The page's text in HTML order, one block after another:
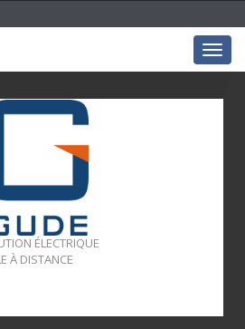
ÉLECTRIQUE
électrique
À DISTANCE
à distance